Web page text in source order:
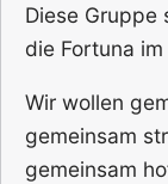
Diese Gruppe
die Fortuna
Wir wollen
gemeinsam
gemeinsam